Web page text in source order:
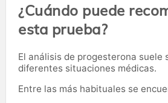
¿Cuándo puede
esta prueba?
El análisis de progesterona suele
diferentes situaciones médicas.
Entre las más habituales se